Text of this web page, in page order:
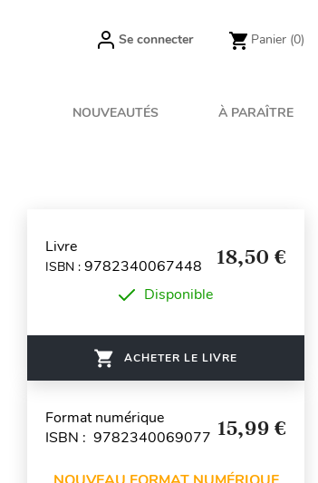
Se connecter Panier (0)
NOUVEAUTÉS À PARAÎTRE
Livre
ISBN : 9782340067448 18,50 €
Disponible
ACHETER LE LIVRE
Format numérique
ISBN : 9782340069077 15,99 €